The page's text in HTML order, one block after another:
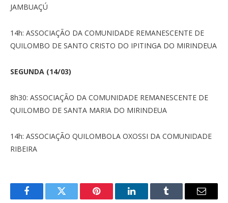
JAMBUAÇÚ
14h: ASSOCIAÇÃO DA COMUNIDADE REMANESCENTE DE
QUILOMBO DE SANTO CRISTO DO IPITINGA DO MIRINDEUA
SEGUNDA (14/03)
8h30: ASSOCIAÇÃO DA COMUNIDADE REMANESCENTE DE
QUILOMBO DE SANTA MARIA DO MIRINDEUA
14h: ASSOCIAÇÃO QUILOMBOLA OXOSSI DA COMUNIDADE
RIBEIRA
FacebookTwitter Pinterest LinkedInTumblr
E-